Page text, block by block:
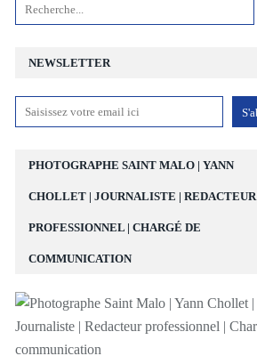
NEWSLETTER
PHOTOGRAPHE SAINT MALO | YANN
CHOLLET | JOURNALISTE | REDACTEUR
PROFESSIONNEL | CHARGÉ DE
COMMUNICATION